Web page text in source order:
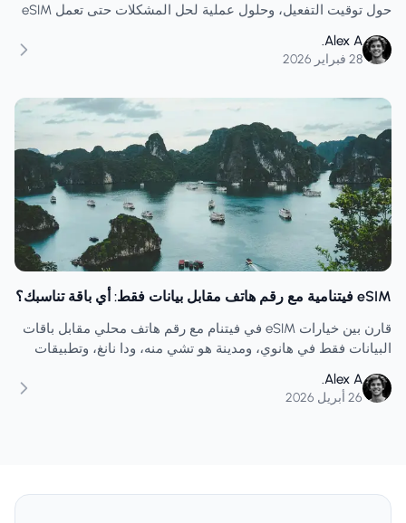
حول توقيت التفعيل، وحلول عملية لحل المشكلات حتى تعمل eSIM
Alex A.
28 فبراير 2026
eSIM فيتنامية مع رقم هاتف مقابل بيانات فقط: أي باقة تناسبك؟
قارن بين خيارات eSIM في فيتنام مع رقم هاتف محلي مقابل باقات
البيانات فقط في هانوي، ومدينة هو تشي منه، ودا نانغ، وتطبيقات
Alex A.
26 أبريل 2026